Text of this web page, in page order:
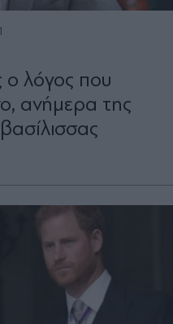
ο λόγος που
ανήμερα της